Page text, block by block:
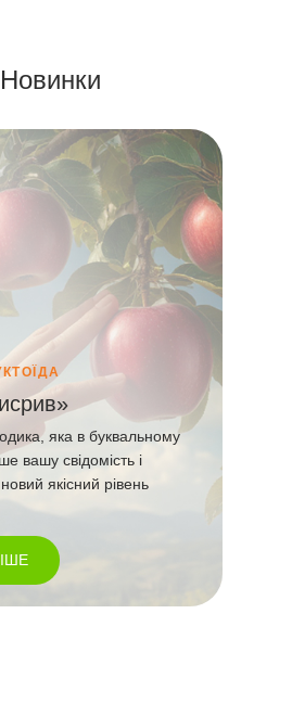
Новинки
яка в буквальному
вашу свідомість і
якісний рівень